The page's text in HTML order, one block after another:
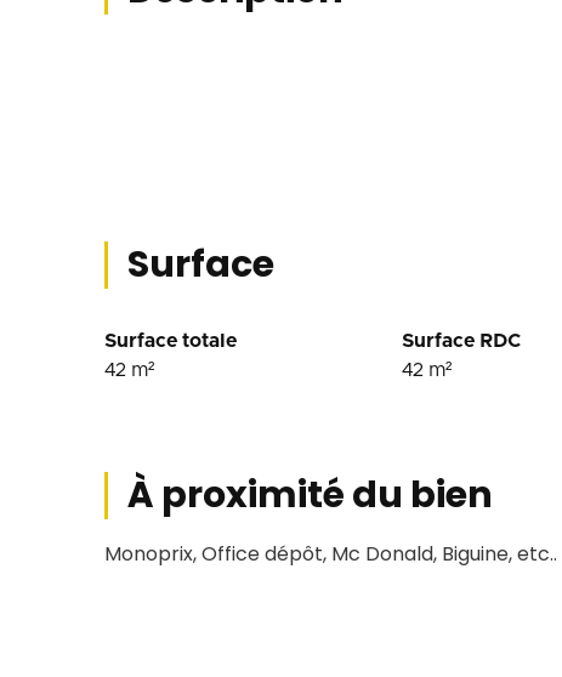
Surface
Surface totale
42 m²
Surface RDC
42 m²
À proximité du bien
Monoprix, Office dépôt, Mc Donald, Biguine, etc..